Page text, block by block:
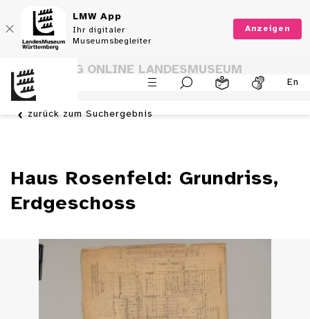
LMW App
Ihr digitaler
Museumsbegleiter
Anzeigen
En
SAMMLUNG ONLINE LANDESMUSEUM
WÜRTTEMBERG
zurück zum Suchergebnis
Haus Rosenfeld: Grundriss,
Erdgeschoss